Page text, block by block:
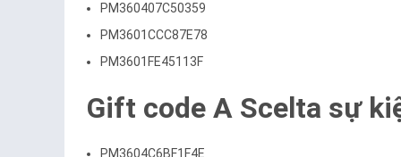
PM360407C50359
PM3601CCC87E78
PM3601FE45113F
Gift code A Scelta sự
PM3604C6BF1F4E